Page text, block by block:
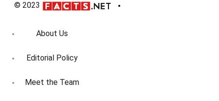
© 2023
About Us
Editorial Policy
Meet the Team